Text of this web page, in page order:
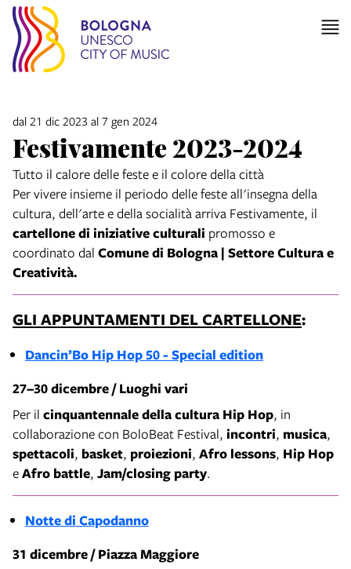
dal 21 dic 2023 al 7 gen 2024
Festivamente 2023-2024
Tutto il calore delle feste e il colore della città
Per vivere insieme il periodo delle feste all'insegna della
cultura, dell'arte e della socialità arriva Festivamente, il
cartellone di iniziative culturali promosso e
coordinato dal Comune di Bologna | Settore Cultura e
Creatività.
GLI APPUNTAMENTI DEL CARTELLONE:
Dancin’Bo Hip Hop 50 - Special edition
27–30 dicembre / Luoghi vari
Per il cinquantennale della cultura Hip Hop, in
collaborazione con BoloBeat Festival, incontri, musica,
spettacoli, basket, proiezioni, Afro lessons, Hip Hop
eAfro battle, Jam/closing party.
Notte di Capodanno
31 dicembre / Piazza Maggiore